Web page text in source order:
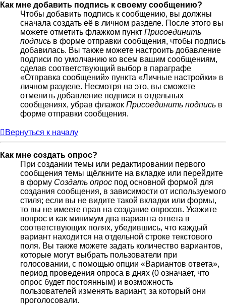
Как мне добавить подпись к своему сообщению?
Чтобы добавить подпись к сообщению, вы должны
сначала создать её в личном разделе. После этого вы
можете отметить флажком пункт Присоединить
подпись в форме отправки сообщения, чтобы подпись
добавилась. Вы также можете настроить добавление
подписи по умолчанию ко всем вашим сообщениям,
сделав соответствующий выбор в параграфе
«Отправка сообщений» пункта «Личные настройки» в
личном разделе. Несмотря на это, вы сможете
отменить добавление подписи в отдельных
сообщениях, убрав флажок Присоединить подпись в
форме отправки сообщения.
Вернуться к началу
Как мне создать опрос?
При создании темы или редактировании первого
сообщения темы щёлкните на вкладке или перейдите
в форму Создать опрос под основной формой для
создания сообщения, в зависимости от используемого
стиля; если вы не видите такой вкладки или формы,
то вы не имеете прав на создание опросов. Укажите
вопрос и как минимум два варианта ответа в
соответствующих полях, убедившись, что каждый
вариант находится на отдельной строке текстового
поля. Вы также можете задать количество вариантов,
которые могут выбрать пользователи при
голосовании, с помощью опции «Вариантов ответа»,
период проведения опроса в днях (0 означает, что
опрос будет постоянным) и возможность
пользователей изменять вариант, за который они
проголосовали.